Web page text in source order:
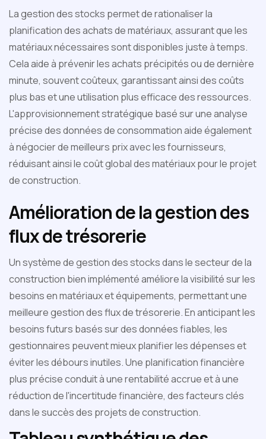
La gestion des stocks permet de rationaliser la
planification des achats de matériaux, assurant que les
matériaux nécessaires sont disponibles juste à temps.
Cela aide à prévenir les achats précipités ou de dernière
minute, souvent coûteux, garantissant ainsi des coûts
plus bas et une utilisation plus efficace des ressources.
L'approvisionnement stratégique basé sur une analyse
précise des données de consommation aide également
à négocier de meilleurs prix avec les fournisseurs,
réduisant ainsi le coût global des matériaux pour le projet
de construction.
Amélioration de la gestion des
flux de trésorerie
Un système de gestion des stocks dans le secteur de la
construction bien implémenté améliore la visibilité sur les
besoins en matériaux et équipements, permettant une
meilleure gestion des flux de trésorerie. En anticipant les
besoins futurs basés sur des données fiables, les
gestionnaires peuvent mieux planifier les dépenses et
éviter les débours inutiles. Une planification financière
plus précise conduit à une rentabilité accrue et à une
réduction de l'incertitude financière, des facteurs clés
dans le succès des projets de construction.